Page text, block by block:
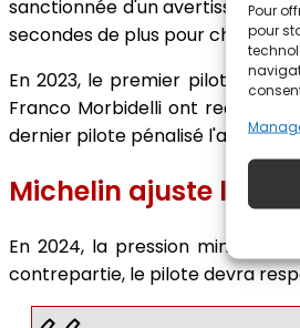
Pour
pour
sanctionnée d'un avertissement
secondes de plus pour chaque
En 2023, le premier pilote
Franco Morbidelli ont reçu une
dernier pilote pénalisé l'an
Michelin ajuste la
En 2024, la pression minimale
contrepartie, le pilote devra